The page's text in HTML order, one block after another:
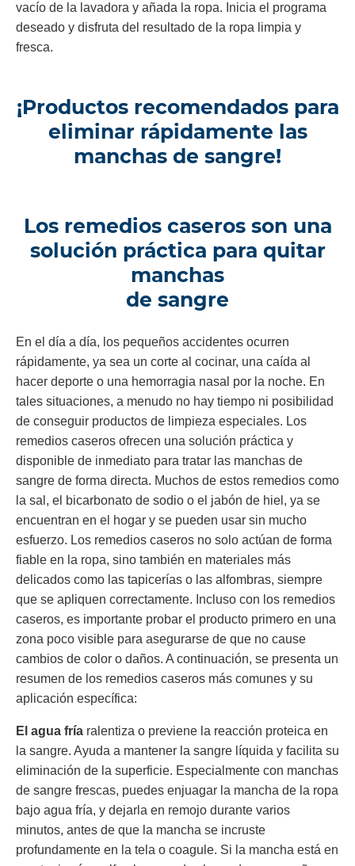
vacío de la lavadora y añada la ropa. Inicia el programa
deseado y disfruta del resultado de la ropa limpia y
fresca.
¡Productos recomendados para
eliminar rápidamente las
manchas de sangre!
Los remedios caseros son una
solución práctica para quitar
manchas
de sangre
En el día a día, los pequeños accidentes ocurren
rápidamente, ya sea un corte al cocinar, una caída al
hacer deporte o una hemorragia nasal por la noche. En
tales situaciones, a menudo no hay tiempo ni posibilidad
de conseguir productos de limpieza especiales. Los
remedios caseros ofrecen una solución práctica y
disponible de inmediato para tratar las manchas de
sangre de forma directa. Muchos de estos remedios como
la sal, el bicarbonato de sodio o el jabón de hiel, ya se
encuentran en el hogar y se pueden usar sin mucho
esfuerzo. Los remedios caseros no solo actúan de forma
fiable en la ropa, sino también en materiales más
delicados como las tapicerías o las alfombras, siempre
que se apliquen correctamente. Incluso con los remedios
caseros, es importante probar el producto primero en una
zona poco visible para asegurarse de que no cause
cambios de color o daños. A continuación, se presenta un
resumen de los remedios caseros más comunes y su
aplicación específica:
El agua fría ralentiza o previene la reacción proteica en
la sangre. Ayuda a mantener la sangre líquida y facilita su
eliminación de la superficie. Especialmente con manchas
de sangre frescas, puedes enjuagar la mancha de la ropa
bajo agua fría, y dejarla en remojo durante varios
minutos, antes de que la mancha se incruste
profundamente en la tela o coagule. Si la mancha está en